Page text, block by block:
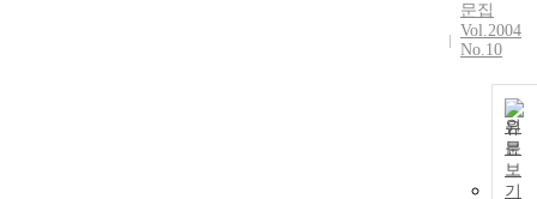
문집
Vol.2004
No.10
원
문
보
기